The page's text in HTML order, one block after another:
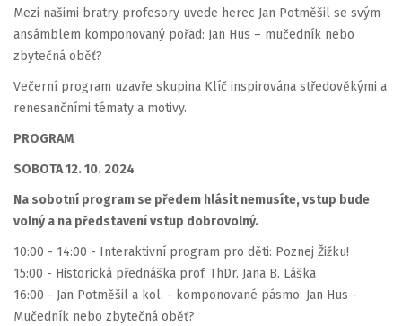
Mezi našimi bratry profesory uvede herec Jan Potměšil se svým
ansámblem komponovaný pořad: Jan Hus – mučedník nebo
zbytečná oběť?
Večerní program uzavře skupina Klíč inspirována středověkými a
renesančními tématy a motivy.
PROGRAM
SOBOTA 12. 10. 2024
Na sobotní program se předem hlásit nemusíte, vstup bude
volný a na představení vstup dobrovolný.
10:00 - 14:00 - Interaktivní program pro děti: Poznej Žižku!
15:00 - Historická přednáška prof. ThDr. Jana B. Láška
16:00 - Jan Potměšil a kol. - komponované pásmo: Jan Hus -
Mučedník nebo zbytečná oběť?